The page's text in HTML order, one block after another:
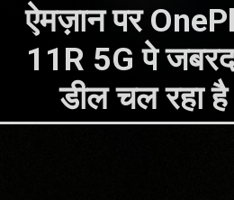
ऐमज़ान पर
11R 5G पे
डील चल